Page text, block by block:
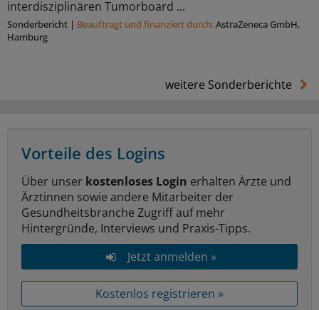
interdisziplinären Tumorboard ...
Sonderbericht | Beauftragt und ﬁnanziert durch:AstraZeneca GmbH,
Hamburg
weitere Sonderberichte
Vorteile des Logins
Über unser kostenloses Login erhalten Ärzte und
Ärztinnen sowie andere Mitarbeiter der
Gesundheitsbranche Zugriff auf mehr
Hintergründe, Interviews und Praxis-Tipps.
Jetzt anmelden »
Kostenlos registrieren »